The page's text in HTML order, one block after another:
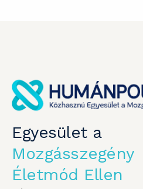
Egyesület a
Mozgásszegény
Életmód Ellen